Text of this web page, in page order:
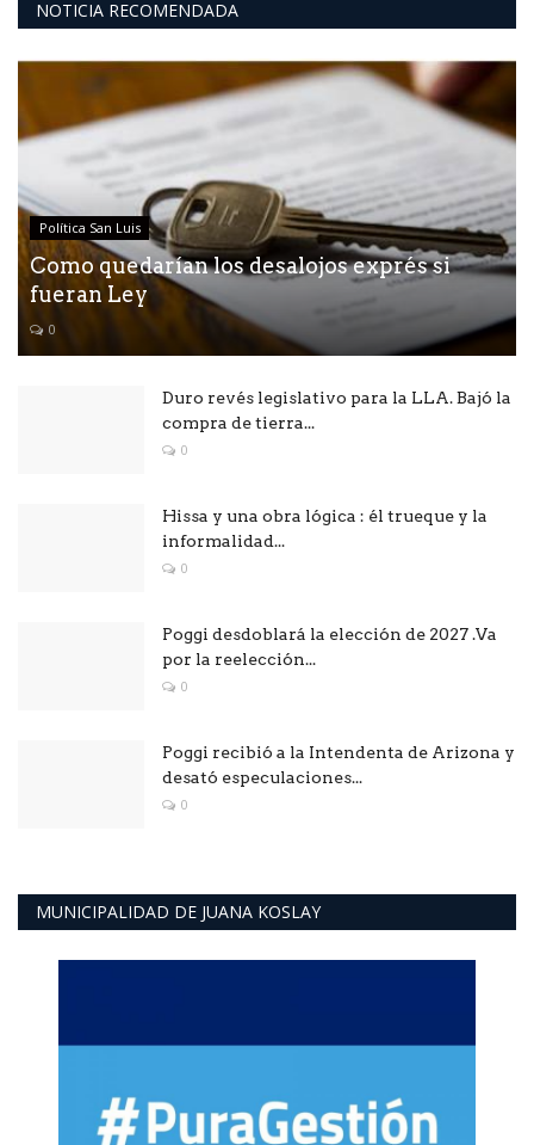
NOTICIA RECOMENDADA
Política San Luis
Como quedarían los desalojos exprés si
fueran Ley
0
Duro revés legislativo para la LLA. Bajó la
compra de tierra...
0
Hissa y una obra lógica : él trueque y la
informalidad...
0
Poggi desdoblará la elección de 2027 .Va
por la reelección...
0
Poggi recibió a la Intendenta de Arizona y
desató especulaciones...
0
MUNICIPALIDAD DE JUANA KOSLAY